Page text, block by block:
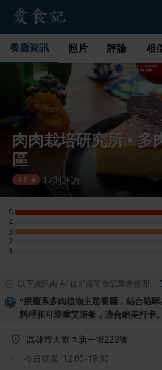
餐廳資訊 照片 評論 相
肉肉栽培研究所 • 多
區
4.0 ·17則評論
5
5 星：1 則評論
4
4 星：0 則評論
3
3 星：1 則評論
2
2 星：0 則評論
1
1 星：0 則評論
以下資訊由 AI 從部落客食記彙整整理
“療癒系多肉植物主題餐廳，結合貓
料理和可愛摩艾陪餐，適合網美打卡。
高雄市大寮區新一街223號
今日營業: 12:00-18:30